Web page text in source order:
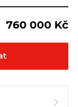
760 000 Kč